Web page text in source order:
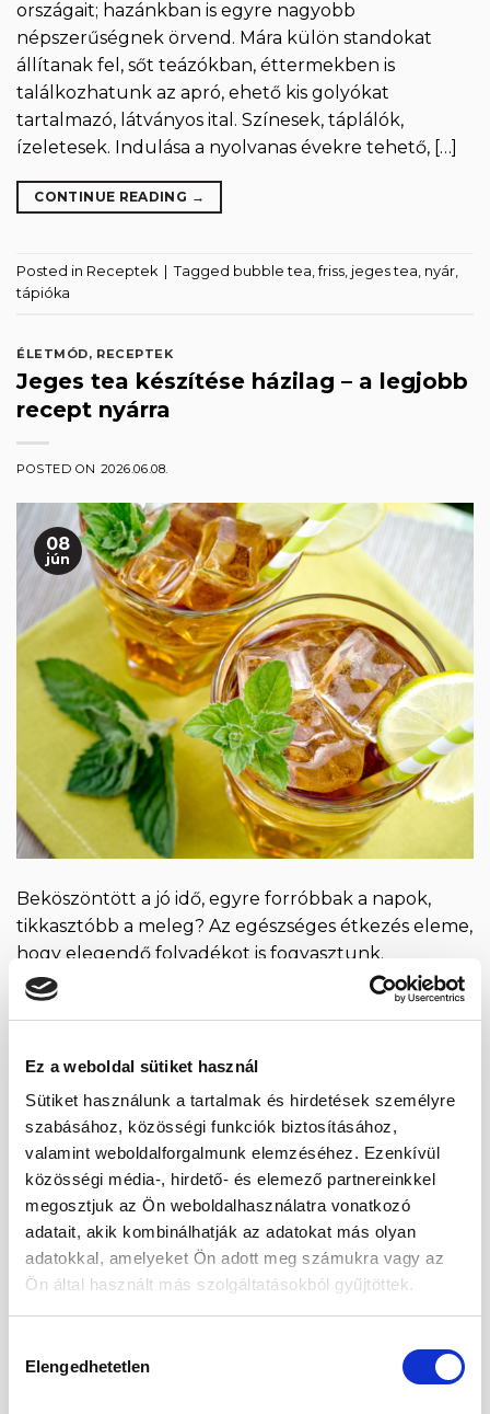
Ez a weboldal sütiket használ
Sütiket használunk a tartalmak és hirdetések személyre
szabásához, közösségi funkciók biztosításához,
valamint weboldalforgalmunk elemzéséhez. Ezenkívül
közösségi média-, hirdető- és elemező partnereinkkel
megosztjuk az Ön weboldalhasználatra vonatkozó
adatait, akik kombinálhatják az adatokat más olyan
adatokkal, amelyeket Ön adott meg számukra vagy az
Ön által használt más szolgáltatásokból gyűjtöttek.
kiválasztása
Elengedhetetlen
országait; hazánkban is egyre nagyobb
népszerűségnek örvend. Mára külön standokat
állítanak fel, sőt teázókban, éttermekben is
találkozhatunk az apró, ehető kis golyókat
tartalmazó, látványos ital. Színesek, táplálók,
ízeletesek. Indulása a nyolvanas évekre tehető, […]
CONTINUE READING →
Posted in Receptek Tagged bubble tea,friss, jeges tea, nyár,
tápióka
ÉLETMÓD, RECEPTEK
Jeges tea készítése házilag – a legjobb
recept nyárra
POSTED ON 2026.06.08.
08
jún
Beköszöntött a jó idő, egyre forróbbak a napok,
tikkasztóbb a meleg? Az egészséges étkezés eleme,
hogy elegendő folyadékot is fogyasztunk.
Elsősorban tiszta vizet, emellett zöld, fehér vagy
valamilyen gyógyhatással bíró teát, folyadékot is. A
egy nagy pohár jeges tea? Na de nem ám a bolti,
hanem amit […]
CONTINUE READING →
Posted inÉletmód, Receptek | Taggedásványi anyagok
vitamin,egészséges,frissítő,hibiszkusz,hibiszkusz tea,hibiszkusz
virág,hibiszkuszvirág tea ,ice tea,ital,jeges tea,nyár ,vitaminok
ÉDESSÉG,RECEPTEK